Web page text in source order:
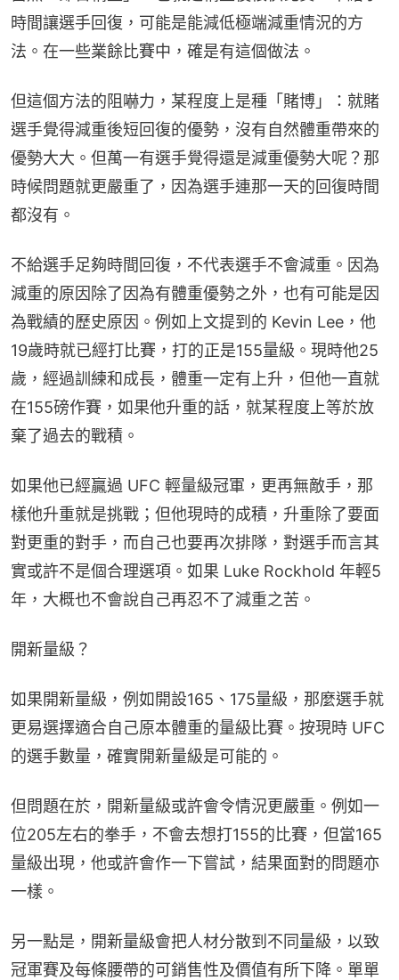
時間讓選手回復，可能是能減低極端減重情況的方
法。在一些業餘比賽中，確是有這個做法。
但這個方法的阻嚇力，某程度上是種「賭博」：就賭
選手覺得減重後短回復的優勢，沒有自然體重帶來的
優勢大大。但萬一有選手覺得還是減重優勢大呢？那
時候問題就更嚴重了，因為選手連那一天的回復時間
都沒有。
不給選手足夠時間回復，不代表選手不會減重。因為
減重的原因除了因為有體重優勢之外，也有可能是因
為戰績的歷史原因。例如上文提到的 Kevin Lee，他
19歲時就已經打比賽，打的正是155量級。現時他25
歲，經過訓練和成長，體重一定有上升，但他一直就
在155磅作賽，如果他升重的話，就某程度上等於放
棄了過去的戰積。
如果他已經贏過 UFC 輕量級冠軍，更再無敵手，那
樣他升重就是挑戰；但他現時的成積，升重除了要面
對更重的對手，而自己也要再次排隊，對選手而言其
實或許不是個合理選項。如果 Luke Rockhold 年輕5
年，大概也不會說自己再忍不了減重之苦。
開新量級？
如果開新量級，例如開設165、175量級，那麼選手就
更易選擇適合自己原本體重的量級比賽。按現時 UFC
的選手數量，確實開新量級是可能的。
但問題在於，開新量級或許會令情況更嚴重。例如一
位205左右的拳手，不會去想打155的比賽，但當165
量級出現，他或許會作一下嘗試，結果面對的問題亦
一樣。
另一點是，開新量級會把人材分散到不同量級，以致
冠軍賽及每條腰帶的可銷售性及價值有所下降。單單